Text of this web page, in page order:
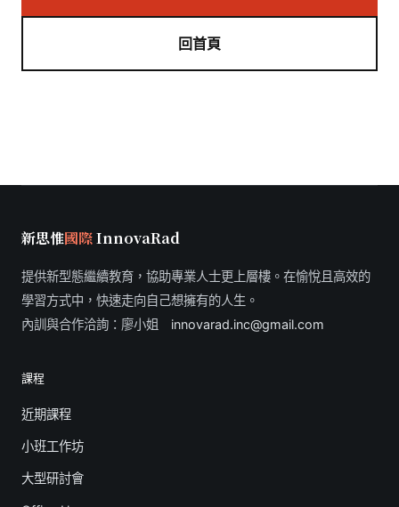
回首頁
新思惟國際InnovaRad
提供新型態繼續教育，協助專業人士更上層樓。在愉悅且高效的
學習方式中，快速走向自己想擁有的人生。
內訓與合作洽詢：廖小姐 innovarad.inc@gmail.com
課程
近期課程
小班工作坊
大型研討會